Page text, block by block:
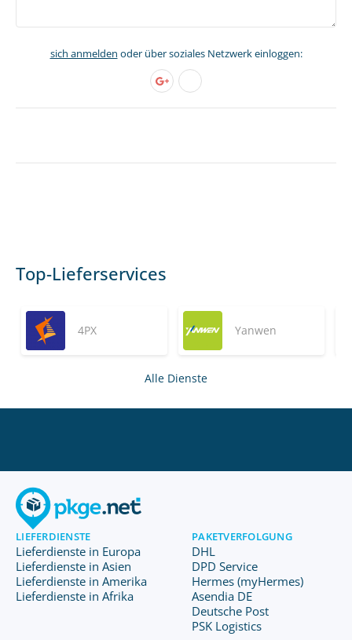
sich anmelden oder über soziales Netzwerk einloggen:
Top-Lieferservices
4PX Yanwen
Alle Dienste
LIEFERDIENSTE
Lieferdienste in Europa
Lieferdienste in Asien
Lieferdienste in Amerika
Lieferdienste in Afrika
PAKETVERFOLGUNG
DHL
DPD Service
Hermes (myHermes)
Asendia DE
Deutsche Post
PSK Logistics